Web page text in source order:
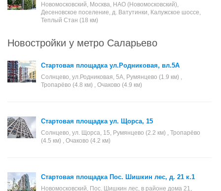
Новомосковский, Москва, НАО (Новомосковский),
Десеновское поселение, д. Ватутинки, Калужское шоссе,
Теплый Стан (18 км)
Новостройки у метро Саларьево
Стартовая площадка ул.Родниковая, вл.5А
Солнцево, ул.Родниковая, 5А, Румянцево (1.9 км) ,
Тропарёво (4.8 км) , Очаково (4.9 км)
Стартовая площадка ул. Щорса, 15
Солнцево, ул. Щорса, 15, Румянцево (2.2 км) , Тропарёво
(4.5 км) , Очаково (4.2 км)
Стартовая площадка Пос. Шишкин лес, д. 21 к.1
Новомосковский, Пос. Шишкин лес, в районе дома 21,